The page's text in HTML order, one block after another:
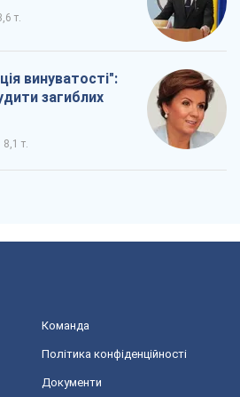
т.
винуватості":
загиблих
8,1 т.
Команда
Політика конфіденційності
Документи